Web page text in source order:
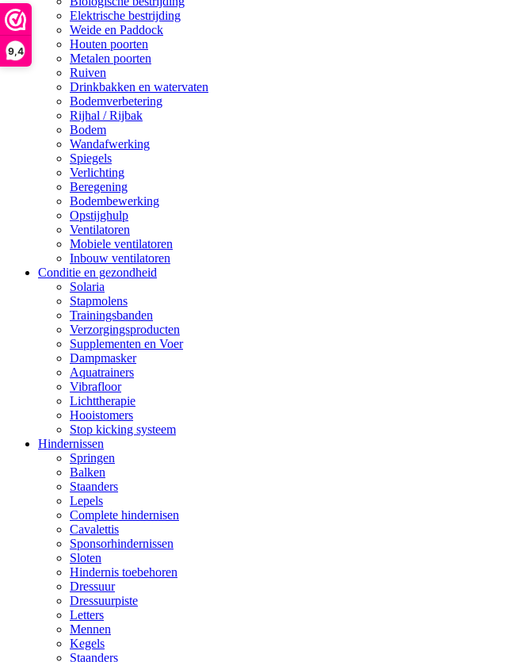
9,4
Elektrische bestrijding
Weide en Paddock
Houten poorten
Metalen poorten
Ruiven
Drinkbakken en watervaten
Bodemverbetering
Rijhal / Rijbak
Bodem
Wandafwerking
Spiegels
Verlichting
Beregening
Bodembewerking
Opstijghulp
Ventilatoren
Mobiele ventilatoren
Inbouw ventilatoren
Conditie en gezondheid
Solaria
Stapmolens
Trainingsbanden
Verzorgingsproducten
Supplementen en Voer
Dampmasker
Aquatrainers
Vibrafloor
Lichttherapie
Hooistomers
Stop kicking systeem
Hindernissen
Springen
Balken
Staanders
Lepels
Complete hindernisen
Cavalettis
Sponsorhindernissen
Sloten
Hindernis toebehoren
Dressuur
Dressuurpiste
Letters
Mennen
Kegels
Staanders